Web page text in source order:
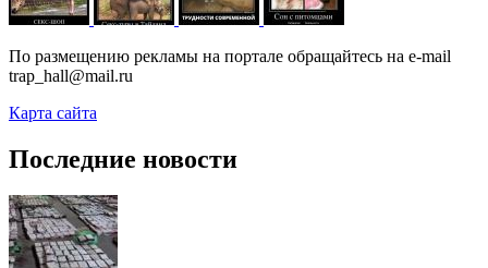
По размещению рекламы на портале обращайтесь на e-mail
trap_hall@mail.ru
Карта сайта
Последние новости